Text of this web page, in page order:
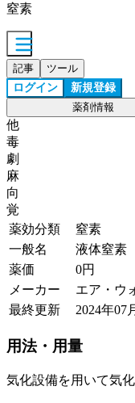
窒素
記事 ツール
ログイン 新規登録
薬剤情報
他
毒
劇
麻
向
覚
薬効分類
窒素
一般名
液体窒素
薬価
0円
メーカー
エア・ウ
最終更新
2024年07
用法・用量
気化設備を用いて気